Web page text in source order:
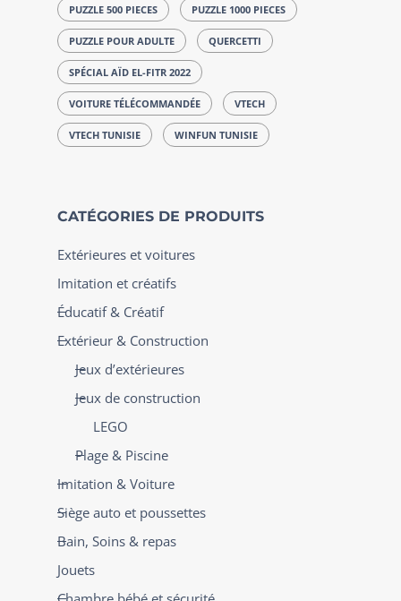
PUZZLE 500 PIECES PUZZLE 1000 PIECES
PUZZLE POUR ADULTE QUERCETTI
SPÉCIAL AÏD EL-FITR 2022
VOITURE TÉLÉCOMMANDÉE VTECH
VTECH TUNISIE WINFUN TUNISIE
CATÉGORIES DE PRODUITS
Extérieures et voitures
Imitation et créatifs
Éducatif & Créatif
Extérieur & Construction
Jeux d’extérieures
Jeux de construction
LEGO
Plage & Piscine
Imitation & Voiture
Siège auto et poussettes
Bain, Soins & repas
Jouets